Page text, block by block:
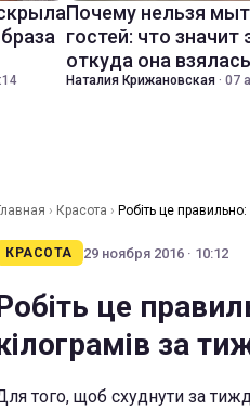
Почему нельзя
гостей: что значит
откуда она взялась
Наталия Крижановская · 07
› Красота › Робіть це
КРАСОТА 29 ноября 2016 · 10:12
це
за
того, щоб схуднути за